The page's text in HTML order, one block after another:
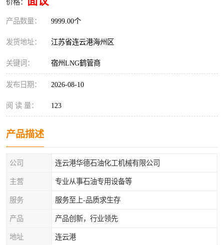
价格：
产品数量： 9999.00个
发货地址： 江苏省连云港海州区
关键词： 宿州LNG鹤管商
发布日期： 2026-08-10
阅 读 量： 123
产品描述
公司 连云港华德石油化工机械有限公司
主营 专业从事石油专用设备等
服务 服务至上-品质求生存
产品 产品创新，行业领先
地址 连云港